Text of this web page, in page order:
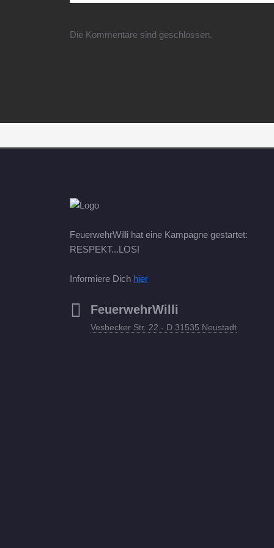
Die Kommentare sind geschlossen.
FeuerwehrWilli hat eine Kampagne gestartet:
RESPEKT...LOS!
Informiere Dich hier
FeuerwehrWilli
Vesbecker Str. 22 - D 31535 Neustadt